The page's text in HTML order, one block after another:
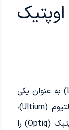
شرکت کادیلاک پس از عرضه لیریک (Lyriq) به عنوان یکی
از نخستین محصولات براساس پلتفرم اولتیوم (Ultium)،
اکنون قصد دارد یک مدل دیگر به نام اوپتیک (Optiq) را